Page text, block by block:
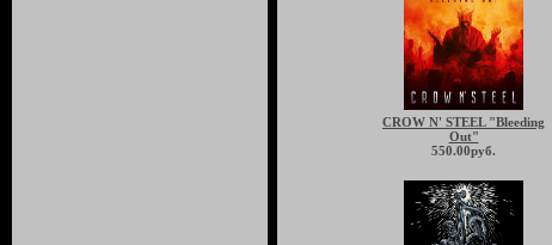
CROW N' STEEL "Bleeding
Out"
550.00руб.